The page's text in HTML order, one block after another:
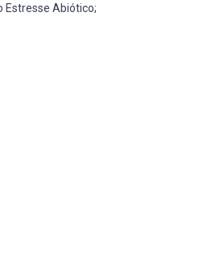
Estresse Abiótico;